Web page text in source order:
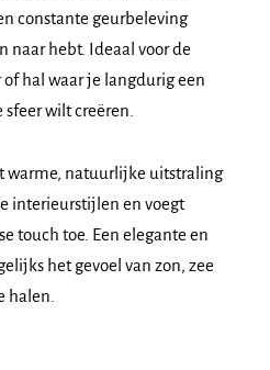
constante geurbeleving
naar hebt. Ideaal voor de
hal waar je langdurig een
wilt creëren.
warme, natuurlijke uitstraling
interieurstijlen en voegt
touch toe. Een elegante en
het gevoel van zon, zee
halen.